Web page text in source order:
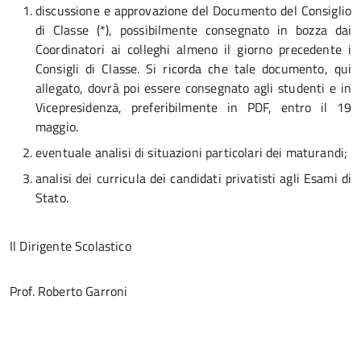
discussione e approvazione del Documento del Consiglio
di Classe (*), possibilmente consegnato in bozza dai
Coordinatori ai colleghi almeno il giorno precedente i
Consigli di Classe. Si ricorda che tale documento, qui
allegato, dovrà poi essere consegnato agli studenti e in
Vicepresidenza, preferibilmente in PDF, entro il 19
maggio.
eventuale analisi di situazioni particolari dei maturandi;
analisi dei curricula dei candidati privatisti agli Esami di
Stato.
Il Dirigente Scolastico
Prof. Roberto Garroni